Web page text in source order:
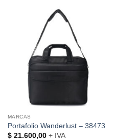
MARCAS
Portafolio Wanderlust – 38473
$21.600,00+ IVA